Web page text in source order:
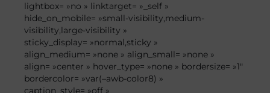
lightbox= »no » linktarget= »_self »
hide_on_mobile= »small-visibility,medium-
visibility,large-visibility »
sticky_display= »normal,sticky »
align_medium= »none » align_small= »none »
align= »center » hover_type= »none » bordersize= »1″
bordercolor= »var(–awb-color8) »
caption_style= »off »